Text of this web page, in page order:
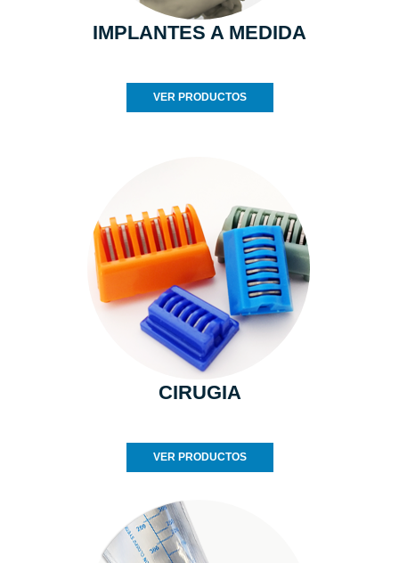
IMPLANTES A MEDIDA
VER PRODUCTOS
CIRUGIA
VER PRODUCTOS